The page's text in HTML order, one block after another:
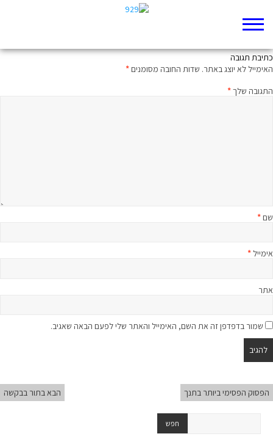
כתיבת תגובה
האימייל לא יוצג באתר. שדות החובה מסומנים*
התגובה שלך*
שם*
אימייל *
אתר
שמור בדפדפן זה את השם, האימייל והאתר שלי לפעם הבאה שאגיב.
הפסוק הפסימי ביותר בתנך הבא בתור בבקשה